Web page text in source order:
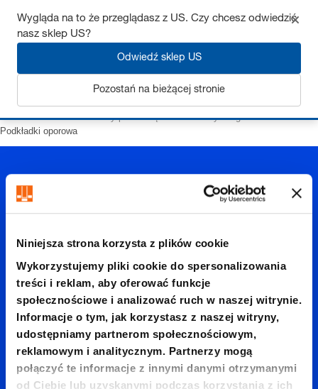
Niniejsza strona korzysta z plików cookie
Wykorzystujemy pliki cookie do spersonalizowania
treści i reklam, aby oferować funkcje
społecznościowe i analizować ruch w naszej witrynie.
Informacje o tym, jak korzystasz z naszej witryny,
udostępniamy partnerom społecznościowym,
reklamowym i analitycznym. Partnerzy mogą
połączyć te informacje z innymi danymi otrzymanymi
od Ciebie lub uzyskanymi podczas korzystania z ich
Strona startowa Elementy prowadzące
Elementy ślizgowe
Podkładki oporowa
Podkład
ki
Wygląda na to że przeglądasz z US. Czy chcesz odwiedzić
nasz sklep US?
Odwiedź sklep US
Pozostań na bieżącej stronie